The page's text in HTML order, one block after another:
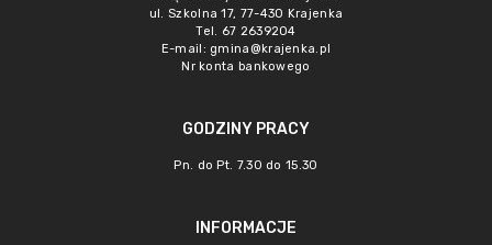
ul. Szkolna 17, 77-430 Krajenka
Tel. 67 2639204
E-mail: gmina@krajenka.pl
Nr konta bankowego
GODZINY PRACY
Pn. do Pt. 7.30 do 15.30
INFORMACJE